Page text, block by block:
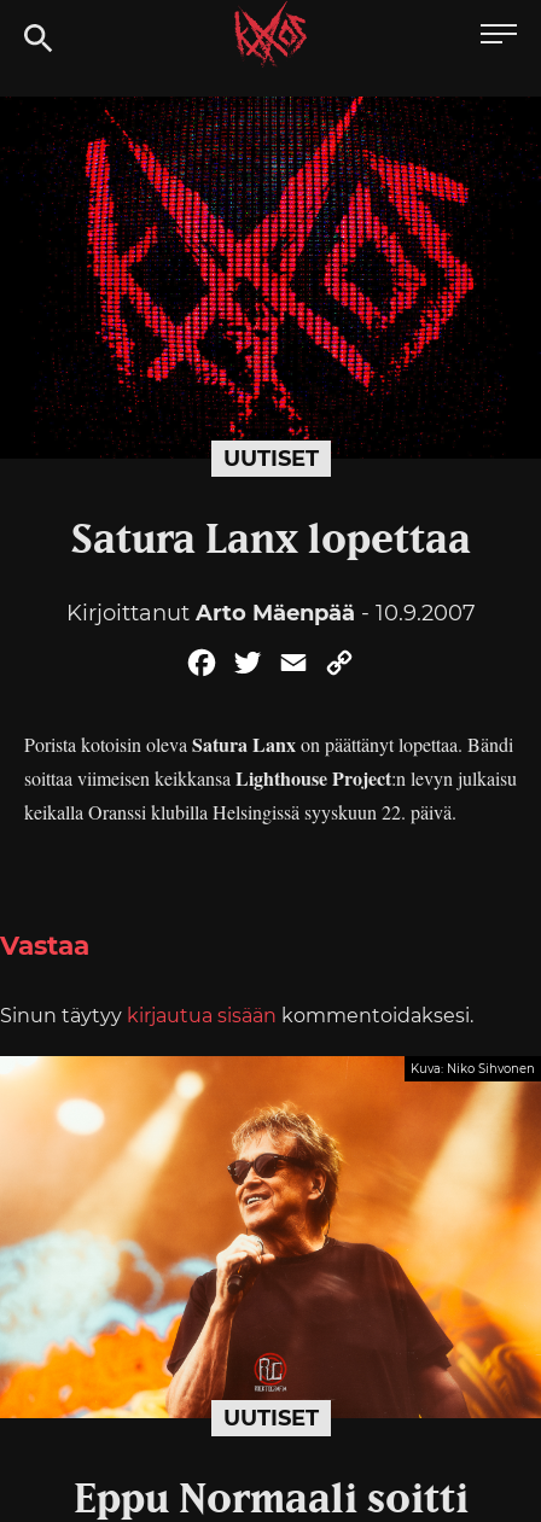
Siirry
suoraan
Kaaoszine
UUTISET
Satura Lanx lopettaa
Kirjoittanut Arto Mäenpää - 10.9.2007
FacebookTwitterEmail
Porista kotoisin oleva Satura Lanxon päättänyt lopettaa. Bändi
soittaa viimeisen keikkansa Lighthouse Project:n levyn julkaisu
keikalla Oranssi klubilla Helsingissä syyskuun 22. päivä.
Vastaa
Sinun täytyy kirjautua sisään kommentoidaksesi.
UUTISET
Kuva: Niko Sihvonen
Eppu Normaali soitti